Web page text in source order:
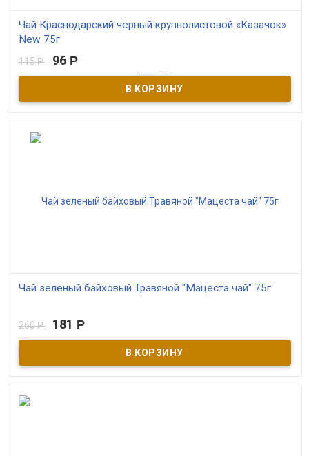
Чай Краснодарский чёрный крупнолистовой «Казачок»
New 75г
В наличии
Чёрный краснодарский чай в стилизованном пакете "Кубанские
казаки". Производитель ОАО Мацестинский чай г. Сочи
115Р 96 Р
Чай зеленый байховый Травяной "Мацеста чай" 75г
терпкость без горечи, дополнен букетом из шести диких трав.
Чай выращен в Мацестинской долине в окрестностях Сочи и
переработан по щадящей технологии, благодаря которой
сохраняет все полезные свойства свежего чайного листа. В
260Р 181 Р